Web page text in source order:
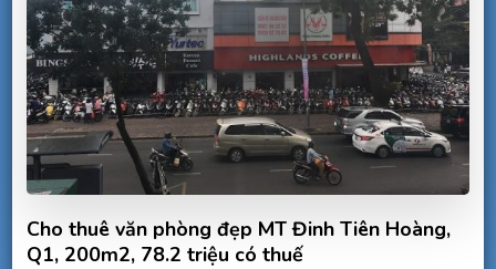
Cho thuê văn phòng đẹp MT Đinh Tiên Hoàng,
Q1, 200m2, 78.2 triệu có thuế